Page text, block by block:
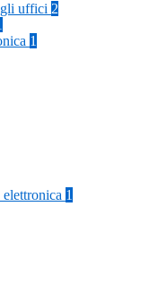
uffici 2
1
1